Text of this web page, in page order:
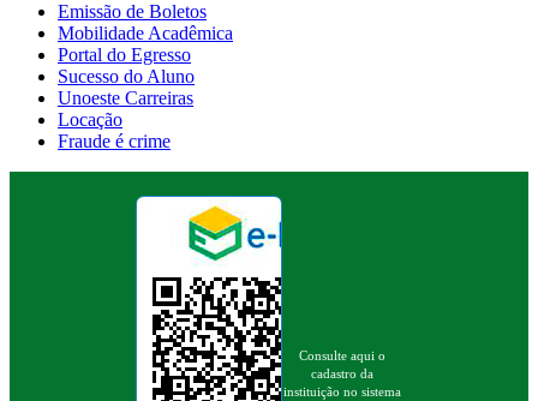
Emissão de Boletos
Mobilidade Acadêmica
Portal do Egresso
Sucesso do Aluno
Unoeste Carreiras
Locação
Fraude é crime
Consulte aqui o
cadastro da
instituição no sistema